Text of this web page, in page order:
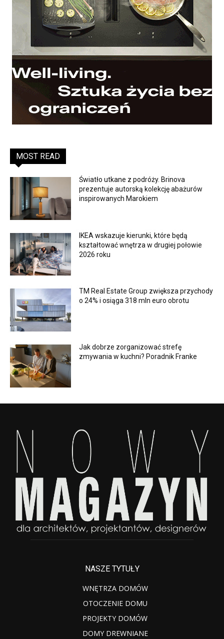
MOST READ
Światło utkane z podróży. Brinova
prezentuje autorską kolekcję abażurów
inspirowanych Marokiem
IKEA wskazuje kierunki, które będą
kształtować wnętrza w drugiej połowie
2026 roku
TM Real Estate Group zwiększa przychody
o 24% i osiąga 318 mln euro obrotu
Jak dobrze zorganizować strefę
zmywania w kuchni? Poradnik Franke
NASZE TYTUŁY
WNĘTRZA DOMÓW
OTOCZENIE DOMU
PROJEKTY DOMÓW
DOMY DREWNIANE